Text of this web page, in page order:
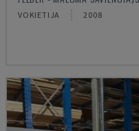
VOKIETIJA 2008